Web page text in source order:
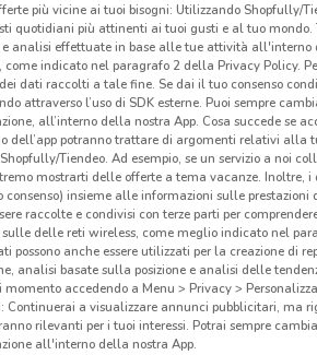
più vicine ai tuoi bisogni: Utilizzando Shopfully/
quotidiani più attinenti ai tuoi gusti e al tuo mondo.
analisi effettuate in base alle tue attività all'interno
indicato nel paragrafo 2 della Privacy Policy.
dati raccolti a tale fine. Se dai il tuo consenso
attraverso l’uso di SDK esterne. Puoi sempre
all’interno della nostra App. Cosa succede se
dell’app potranno trattare di argomenti relativi alla
Tiendeo. Ad esempio, se un servizio a noi
mostrarti delle offerte a tema vacanze. Inoltre, i
consenso) insieme alle informazioni sulle
raccolte e condivisi con terze parti per
sulle delle reti wireless, come meglio indicato nel
possono anche essere utilizzati per la creazione di
analisi basate sulla posizione e analisi delle
momento accedendo a Menu > Privacy >
Continuerai a visualizzare annunci pubblicitari, ma
rilevanti per i tuoi interessi. Potrai sempre
all'interno della nostra App.